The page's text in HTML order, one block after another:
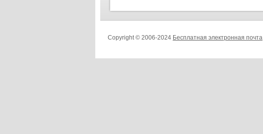
Copyright © 2006-2024 Бесплатная электронная почта